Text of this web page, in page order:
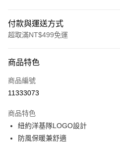
付款與運送方式
超取滿NT$499免運
信用卡一次付款
超商取貨付款
Apple Pay
街口支付
商品特色
商品編號
11333073
商品特色
紐約洋基隊LOGO設計
防風保暖兼舒適